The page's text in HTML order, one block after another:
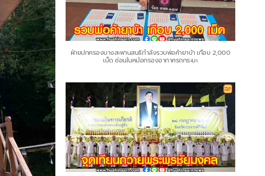
ฝ่ายปกครองบางสะพานสนธิกำลังรวบพ่อค้ายาบ้า เกือบ 2,000
เม็ด ซ่อนในหม้อกรองอากาศรถกระบะ